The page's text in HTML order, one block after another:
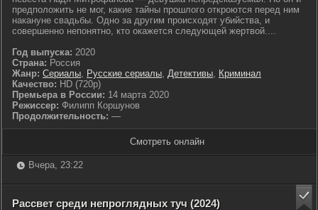
предположить не мог, какие тайны прошлого откроются перед ним
накануне свадьбы. Одно за другим происходят убийства, и
совершенно непонятно, кто окажется следующей жертвой....
Год выпуска: 2020
Страна: Россия
Жанр: Сериалы, Русские сериалы, Детективы, Криминал
Качество: HD (720p)
Премьера в России: 14 марта 2020
Режиссер: Филипп Коршунов
Продолжительность: —
Смотреть онлайн
Вчера, 23:22
Рассвет среди непроглядных туч (2024)